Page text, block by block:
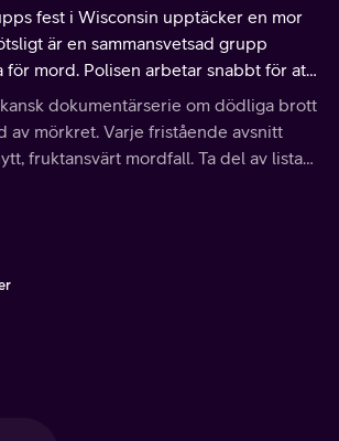
fest i Wisconsin upptäcker en mor
är en sammansvetsad grupp
för mord. Polisen arbetar snabbt för att
en ny attack kan leda dem till
dokumentärserie om dödliga brott
av mörkret. Varje fristående avsnitt
fruktansvärt mordfall. Ta del av listan